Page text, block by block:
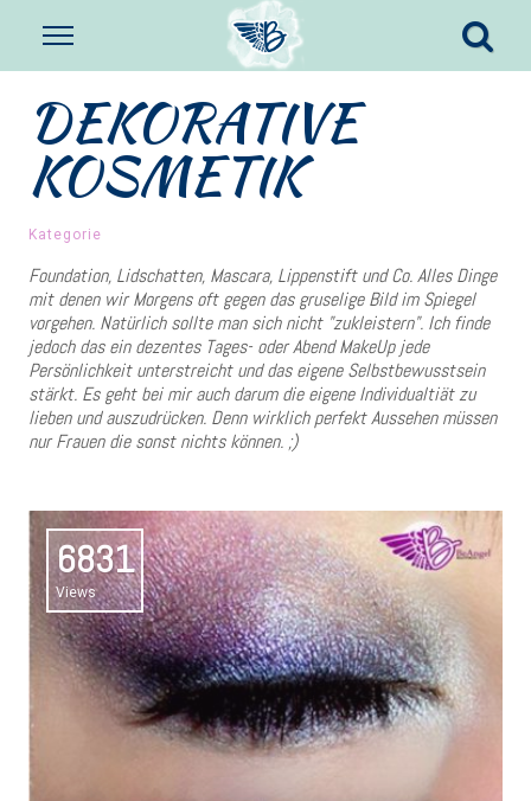
DEKORATIVE
KOSMETIK
Kategorie
Foundation, Lidschatten, Mascara, Lippenstift und Co. Alles Dinge
mit denen wir Morgens oft gegen das gruselige Bild im Spiegel
vorgehen. Natürlich sollte man sich nicht "zukleistern". Ich finde
jedoch das ein dezentes Tages- oder Abend MakeUp jede
Persönlichkeit unterstreicht und das eigene Selbstbewusstsein
stärkt. Es geht bei mir auch darum die eigene Individualtiät zu
lieben und auszudrücken. Denn wirklich perfekt Aussehen müssen
nur Frauen die sonst nichts können. ;)
6831
Views